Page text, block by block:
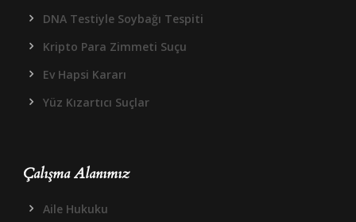
DNA Testiyle Soybağı Tespiti
Kripto Para Zimmeti Suçu
Ev Hapsi Kararı
Yüz Kızartıcı Suçlar
Çalışma Alanımız
Aile Hukuku